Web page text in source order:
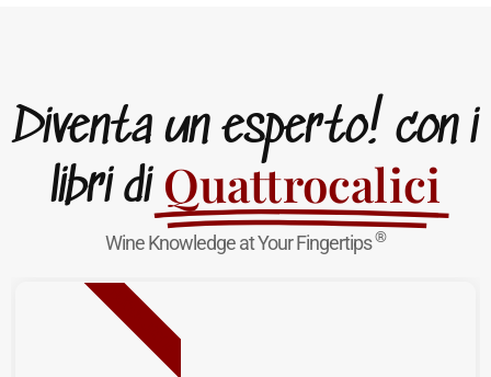
Diventa un esperto! con i
libri di Quattrocalici
Wine Knowledge at Your Fingertips®
NUOVA USCITA